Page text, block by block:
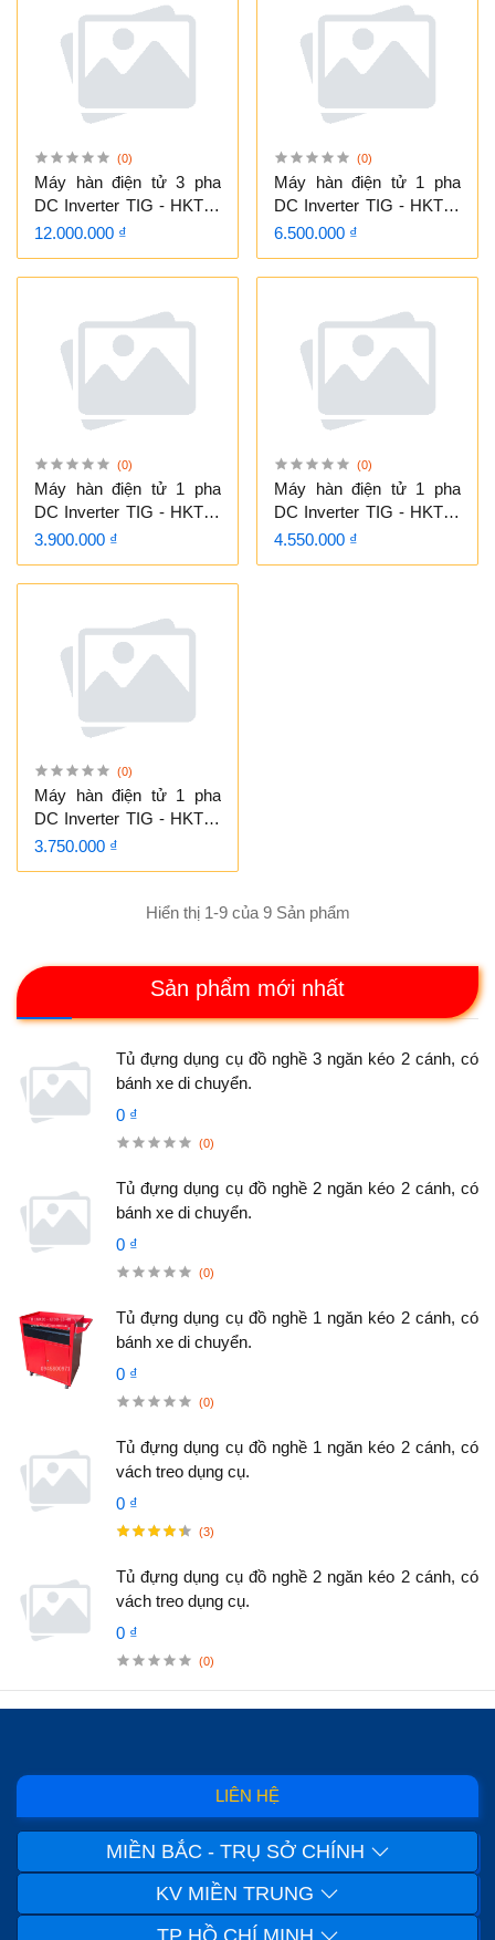
Sản phẩm mới nhất
Tủ đựng dụng cụ đồ nghề 3 ngăn kéo 2 cánh, có
bánh xe di chuyển.
0 ₫
(0)
Tủ đựng dụng cụ đồ nghề 2 ngăn kéo 2 cánh, có
bánh xe di chuyển.
0 ₫
(0)
Tủ đựng dụng cụ đồ nghề 1 ngăn kéo 2 cánh, có
bánh xe di chuyển.
0 ₫
(0)
Tủ đựng dụng cụ đồ nghề 1 ngăn kéo 2 cánh, có
vách treo dụng cụ.
0 ₫
(3)
Tủ đựng dụng cụ đồ nghề 2 ngăn kéo 2 cánh, có
vách treo dụng cụ.
0 ₫
(0)
(0)
Máy hàn điện tử 3 pha
DC Inverter TIG - HKTIG
315I
12.000.000 ₫
(0)
Máy hàn điện tử 1 pha
DC Inverter TIG - HKTIG
250
6.500.000 ₫
(0)
Máy hàn điện tử 1 pha
DC Inverter TIG - HKTIG
200E
3.900.000 ₫
(0)
Máy hàn điện tử 1 pha
DC Inverter TIG - HKTIG
200
4.550.000 ₫
(0)
Máy hàn điện tử 1 pha
DC Inverter TIG - HKTIG
200I
3.750.000 ₫
Hiển thị 1-9 của 9 Sản phẩm
LIÊN HỆ
MIỀN BẮC - TRỤ SỞ CHÍNH
KV MIỀN TRUNG
TP HỒ CHÍ MINH